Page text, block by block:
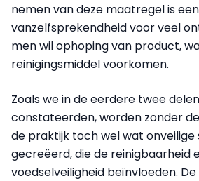
nemen van deze maatregel is een
vanzelfsprekendheid voor veel
men wil ophoping van product,
reinigingsmiddel voorkomen.
Zoals we in de eerdere twee
constateerden, worden zonder
de praktijk toch wel wat onveilige
gecreëerd, die de reinigbaarheid
voedselveiligheid beïnvloeden.